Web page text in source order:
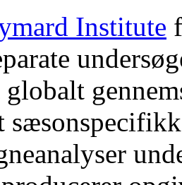
Institute